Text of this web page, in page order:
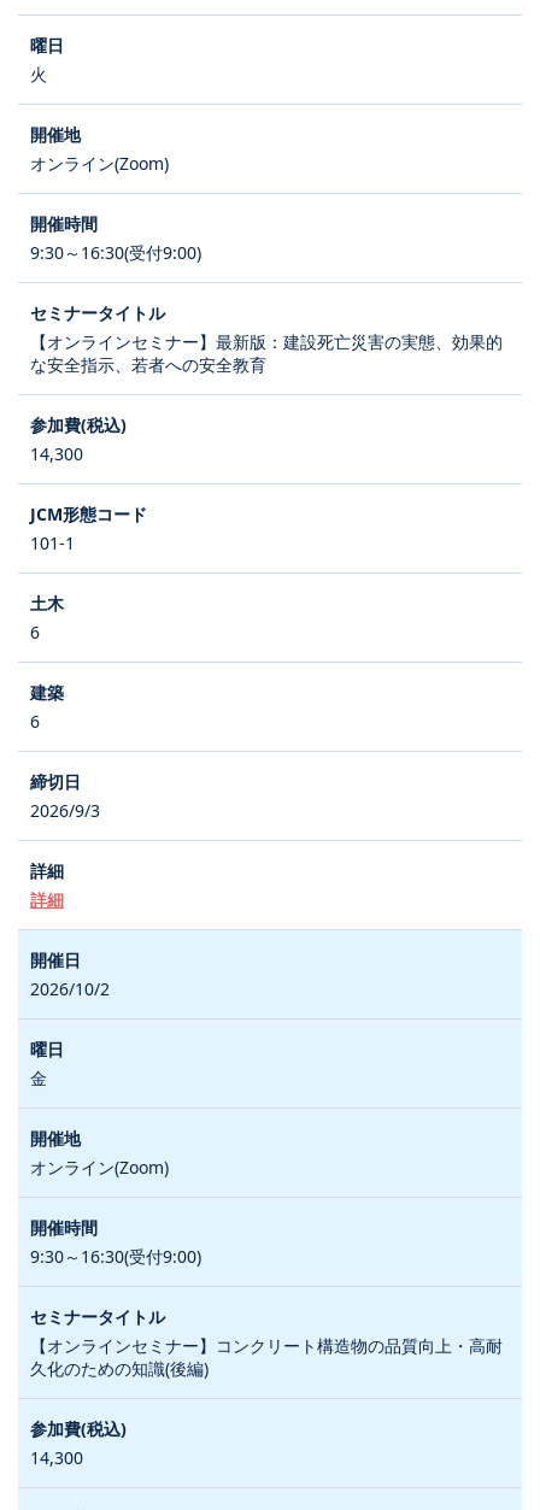
火
オンライン(Zoom)
9:30～16:30(受付9:00)
【オンラインセミナー】最新版：建設死亡災害の実態、効果的
な安全指示、若者への安全教育
14,300
101-1
6
6
2026/9/3
詳細
2026/10/2
金
オンライン(Zoom)
9:30～16:30(受付9:00)
【オンラインセミナー】コンクリート構造物の品質向上・高耐
久化のための知識(後編)
14,300